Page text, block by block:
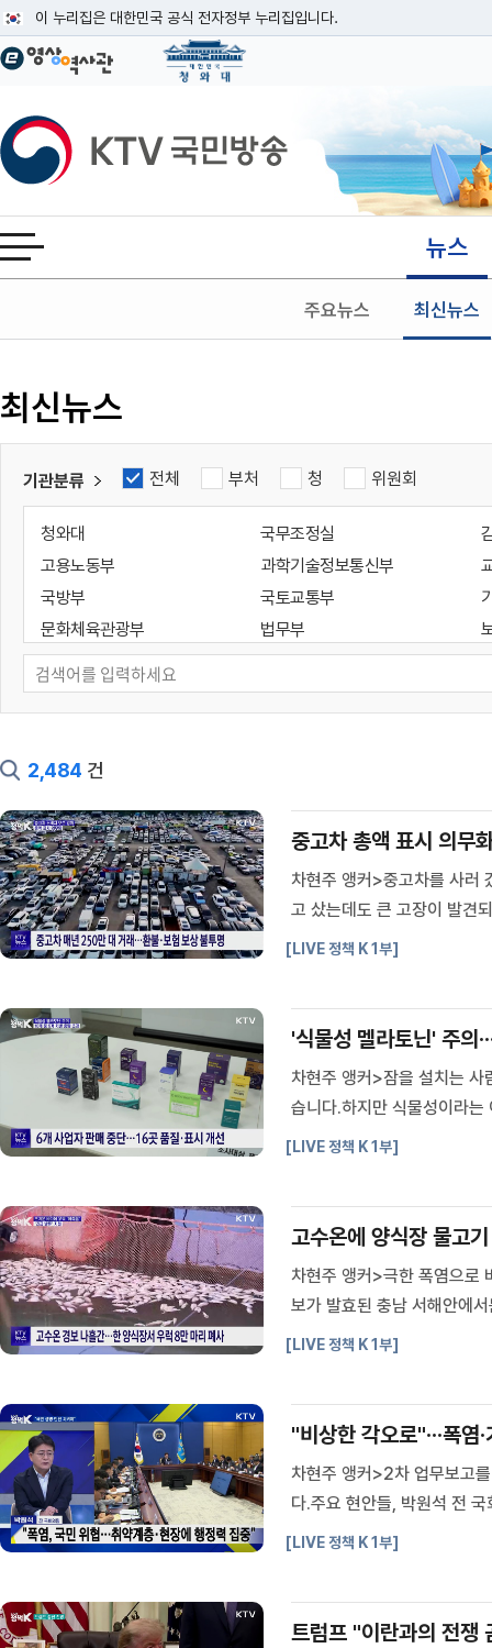
이 누리집은 대한민국 공식 전자정부 누리집입니다.
공식 누리집 주소 확인하기
이밖에 or.kr 또는 .kr등 다른 도메인 주소를 사용하고 있다면 아래 URL에서
운영중인 공식 누리집보기
KTV국민방송
전체메뉴 열기 뉴스
주요뉴스 최신뉴스
본문
최신뉴스
기관분류 전체 부처 청 위원회
청와대 국무조정실
고용노동부
과학기술정보통신부
국방부
국토교통부
문화체육관광부
법무부
성평등가족부
외교부
통일부
해양수산부
인사혁신처
국가유산청
대검찰청
방위사업청
새만금개발청
소방청
조달청
질병관리청
개인정보보호위원회
공정거래위원회
국가지속가능발전위원회
국가테러대책위원회
일자리위원회
중앙선거관리위원회
행정중심복합도시건설추친위원
검색
2,484 건
중고차 총액 표시 의무
차현주 앵커>중고차를 사러
고 샀는데도 큰 고장이 발견
기 위해 중고차 거래 제도를
[LIVE 정책 K 1부]
'식물성 멜라토닌' 주의
차현주 앵커>잠을 설치는 사
습니다.하지만 식물성이라
니다.최다희 기자입니다.최
[LIVE 정책 K 1부]
고수온에 양식장 물고기
차현주 앵커>극한 폭염으로
보가 발효된 충남 서해안에
원하기로 했습니다.강재이
[LIVE 정책 K 1부]
"비상한 각오로"···폭
차현주 앵커>2차 업무보고
다.주요 현안들, 박원석 전
>폭염이 연일 이어지는 가운
[LIVE 정책 K 1부]
트럼프 "이란과의 전쟁